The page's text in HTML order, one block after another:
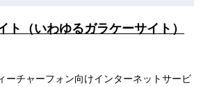
ト（いわゆるガラケーサイト）
ーチャーフォン向けインターネットサービ